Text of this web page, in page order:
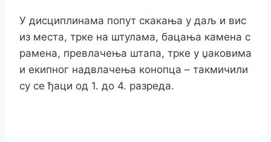
У дисциплинама попут скакања у даљ и вис
из места, трке на штулама, бацања камена с
рамена, превлачења штапа, трке у џаковима
и екипног надвлачења конопца – такмичили
су се ђаци од 1. до 4. разреда.